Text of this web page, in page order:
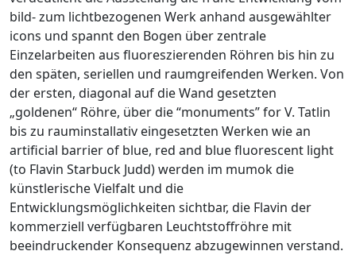
bild- zum lichtbezogenen Werk anhand ausgewählter
icons und spannt den Bogen über zentrale
Einzelarbeiten aus fluoreszierenden Röhren bis hin zu
den späten, seriellen und raumgreifenden Werken. Von
der ersten, diagonal auf die Wand gesetzten
„goldenen“ Röhre, über die “monuments” for V. Tatlin
bis zu rauminstallativ eingesetzten Werken wie an
artificial barrier of blue, red and blue fluorescent light
(to Flavin Starbuck Judd) werden im mumok die
künstlerische Vielfalt und die
Entwicklungsmöglichkeiten sichtbar, die Flavin der
kommerziell verfügbaren Leuchtstoffröhre mit
beeindruckender Konsequenz abzugewinnen verstand.